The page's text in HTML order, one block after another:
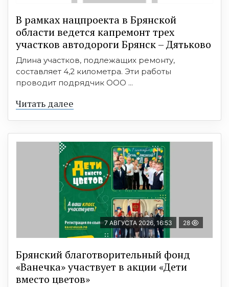
В рамках нацпроекта в Брянской
области ведется капремонт трех
участков автодороги Брянск – Дятьково
Длина участков, подлежащих ремонту,
составляет 4,2 километра. Эти работы
проводит подрядчик ООО ...
Читать далее
7 АВГУСТА 2026, 16:53 28
Брянский благотворительный фонд
«Ванечка» участвует в акции «Дети
вместо цветов»